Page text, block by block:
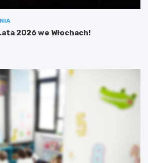
2026 we Włochach!